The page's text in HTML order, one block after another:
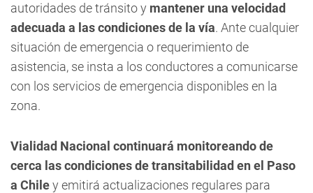
autoridades de tránsito y mantener una velocidad
adecuada a las condiciones de la vía. Ante cualquier
situación de emergencia o requerimiento de
asistencia, se insta a los conductores a comunicarse
con los servicios de emergencia disponibles en la
zona.
Vialidad Nacional continuará monitoreando de
cerca las condiciones de transitabilidad en el Paso
a Chiley emitirá actualizaciones regulares para